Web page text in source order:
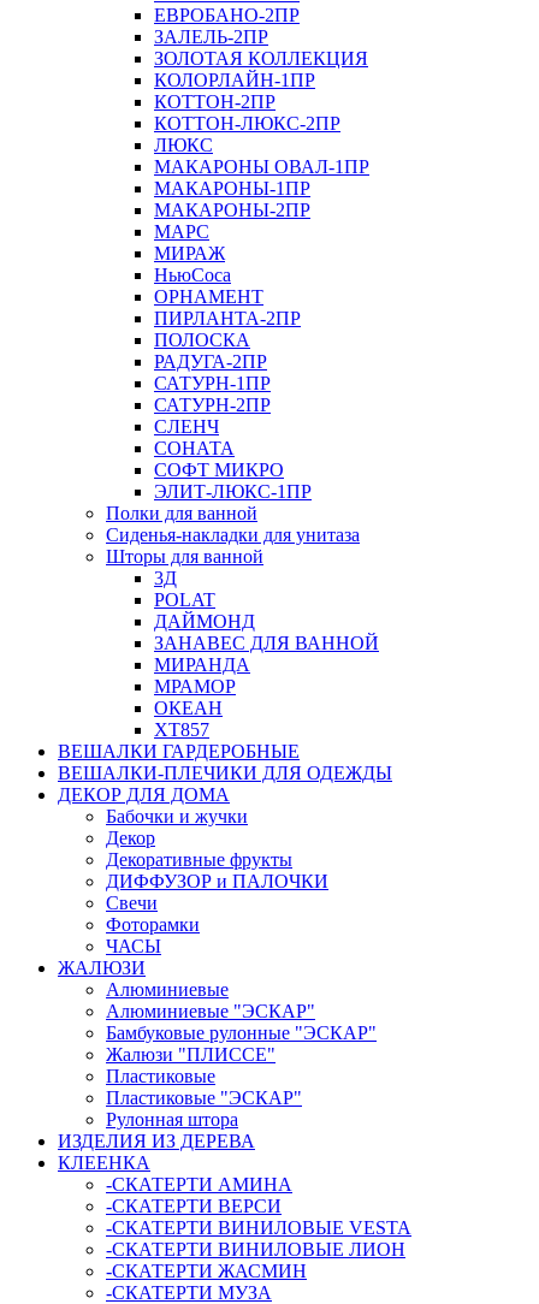
ЕВРОБАНО-2ПР
ЗАЛЕЛЬ-2ПР
ЗОЛОТАЯ КОЛЛЕКЦИЯ
КОЛОРЛАЙН-1ПР
КОТТОН-2ПР
КОТТОН-ЛЮКС-2ПР
ЛЮКС
МАКАРОНЫ ОВАЛ-1ПР
МАКАРОНЫ-1ПР
МАКАРОНЫ-2ПР
МАРС
МИРАЖ
НьюСоса
ОРНАМЕНТ
ПИРЛАНТА-2ПР
ПОЛОСКА
РАДУГА-2ПР
САТУРН-1ПР
САТУРН-2ПР
СЛЕНЧ
СОНАТА
СОФТ МИКРО
ЭЛИТ-ЛЮКС-1ПР
Полки для ванной
Сиденья-накладки для унитаза
Шторы для ванной
3Д
POLAT
ДАЙМОНД
ЗАНАВЕС ДЛЯ ВАННОЙ
МИРАНДА
МРАМОР
ОКЕАН
ХТ857
ВЕШАЛКИ ГАРДЕРОБНЫЕ
ВЕШАЛКИ-ПЛЕЧИКИ ДЛЯ ОДЕЖДЫ
ДЕКОР ДЛЯ ДОМА
Бабочки и жучки
Декор
Декоративные фрукты
ДИФФУЗОР и ПАЛОЧКИ
Свечи
Фоторамки
ЧАСЫ
ЖАЛЮЗИ
Алюминиевые
Алюминиевые "ЭСКАР"
Бамбуковые рулонные "ЭСКАР"
Жалюзи "ПЛИССЕ"
Пластиковые
Пластиковые "ЭСКАР"
Рулонная штора
ИЗДЕЛИЯ ИЗ ДЕРЕВА
КЛЕЕНКА
-СКАТЕРТИ АМИНА
-СКАТЕРТИ ВЕРСИ
-СКАТЕРТИ ВИНИЛОВЫЕ VESTA
-СКАТЕРТИ ВИНИЛОВЫЕ ЛИОН
-СКАТЕРТИ ЖАСМИН
-СКАТЕРТИ МУЗА